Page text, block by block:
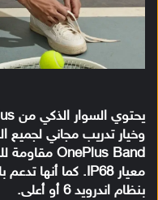
وخيار تدريب مجاني لجميع
بنظام اندرويد 6 أو أعلى.